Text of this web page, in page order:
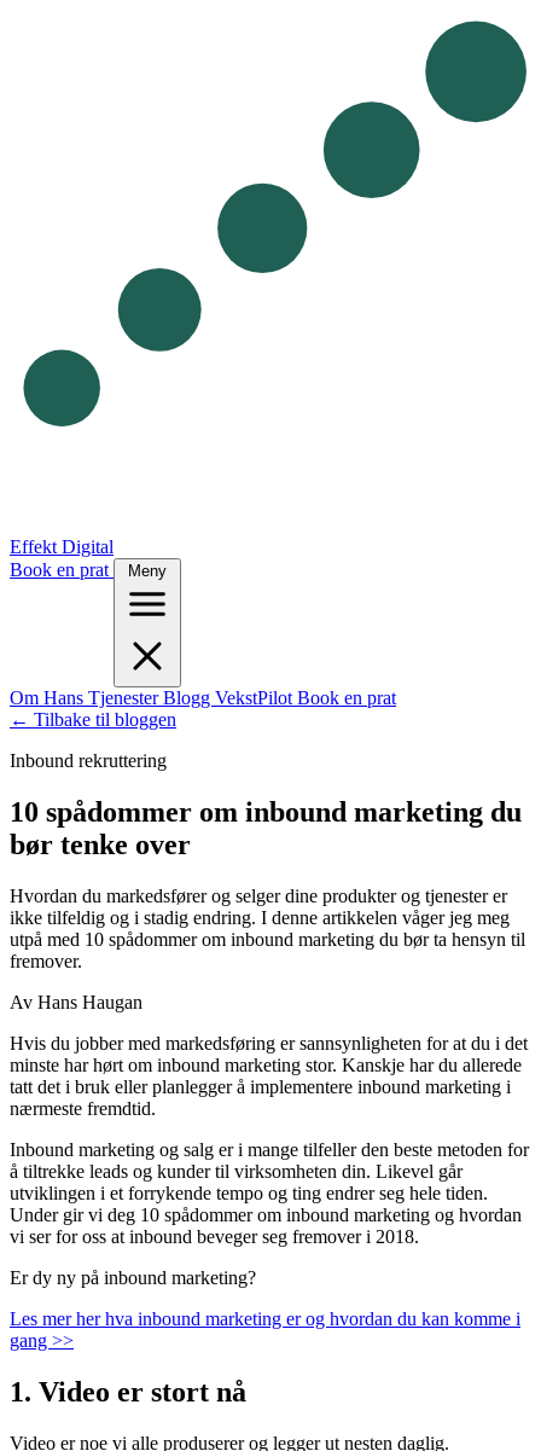
Effekt Digital
Book en prat
Meny
Om Hans TjenesterBlogg VekstPilot Book en prat
← Tilbake til bloggen
Inbound rekruttering
10 spådommer om inbound marketing du
bør tenke over
Hvordan du markedsfører og selger dine produkter og tjenester er
ikke tilfeldig og i stadig endring. I denne artikkelen våger jeg meg
utpå med 10 spådommer om inbound marketing du bør ta hensyn til
fremover.
Av Hans Haugan
Hvis du jobber med markedsføring er sannsynligheten for at du i det
minste har hørt om inbound marketing stor. Kanskje har du allerede
tatt det i bruk eller planlegger å implementere inbound marketing i
nærmeste fremdtid.
Inbound marketing og salg er i mange tilfeller den beste metoden for
å tiltrekke leads og kunder til virksomheten din. Likevel går
utviklingen i et forrykende tempo og ting endrer seg hele tiden.
Under gir vi deg 10 spådommer om inbound marketing og hvordan
vi ser for oss at inbound beveger seg fremover i 2018.
Er dy ny på inbound marketing?
Les mer her hva inbound marketing er og hvordan du kan komme i
gang >>
1. Video er stort nå
Video er noe vi alle produserer og legger ut nesten daglig.